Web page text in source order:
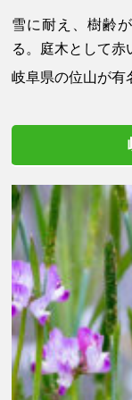
雪に耐え、樹齢
る。庭木として赤
岐阜県の位山が有